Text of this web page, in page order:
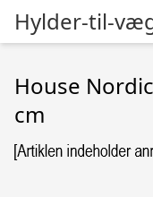
Hylder-til-
House
cm